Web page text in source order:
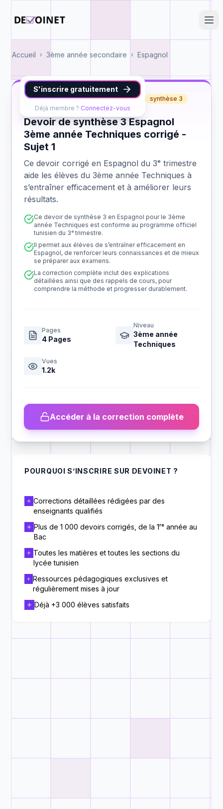
Accueil › 3ème année secondaire › Espagnol
S'inscrire gratuitement
Déjà membre ? Connectez-vous
Espagnol 3ème année Techniques synthèse 3
Devoir de synthèse 3 Espagnol
3ème année Techniques corrigé -
Sujet 1
Ce devoir corrigé en Espagnol du 3ᵉ trimestre
aide les élèves du 3ème année Techniques à
s’entraîner efficacement et à améliorer leurs
résultats.
Ce devoir de synthèse 3 en Espagnol pour le 3ème
année Techniques est conforme au programme officiel
tunisien du 3ᵉ trimestre.
Il permet aux élèves de s’entraîner efficacement en
Espagnol, de renforcer leurs connaissances et de mieux
se préparer aux examens.
La correction complète inclut des explications
détaillées ainsi que des rappels de cours, pour
comprendre la méthode et progresser durablement.
Pages
4 Pages
Niveau
3ème année
Techniques
Vues
1.2k
Accéder à la correction complète
POURQUOI S’INSCRIRE SUR DEVOINET ?
Corrections détaillées rédigées par des
enseignants qualifiés
Plus de 1 000 devoirs corrigés, de la 1ʳᵉ année au
Bac
Toutes les matières et toutes les sections du
lycée tunisien
Ressources pédagogiques exclusives et
régulièrement mises à jour
Déjà +3 000 élèves satisfaits